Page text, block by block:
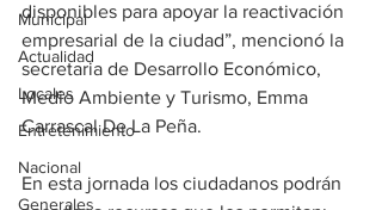
Municipal
Actualidad
Locales
Entretenimiento
Nacional
Generales
disponibles para apoyar la reactivación
empresarial de la ciudad”, mencionó la
secretaria de Desarrollo Económico,
Medio Ambiente y Turismo, Emma
Carrascal De La Peña.
En esta jornada los ciudadanos podrán